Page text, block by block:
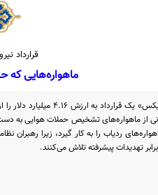
قرارداد
ماهواره‌هایی که
شرکت «اسپیس‌ایکس» یک
از ماهواره‌های تشخیص حملات هوایی به
این ماهواره‌های ردیاب را به کار گیرد، زیرا
تهدیدات پیشرفته تلاش می‌کنند.